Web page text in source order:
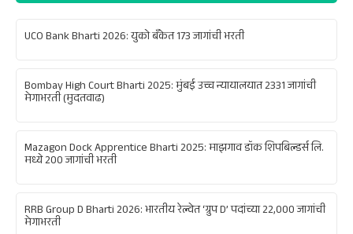
UCO Bank Bharti 2026: युको बँकेत 173 जागांची भरती
Bombay High Court Bharti 2025: मुंबई उच्च न्यायालयात 2331 जागांची
मेगाभरती (मुदतवाढ)
Mazagon Dock Apprentice Bharti 2025: माझगाव डॉक शिपबिल्डर्स लि.
मध्ये 200 जागांची भरती
RRB Group D Bharti 2026: भारतीय रेल्वेत ‘ग्रुप D’ पदांच्या 22,000 जागांची
मेगाभरती